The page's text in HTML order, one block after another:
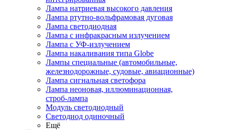
Лампа натриевая высокого давления
Лампа ртутно-вольфрамовая дуговая
Лампа светодиодная
Лампа с инфракрасным излучением
Лампа с УФ-излучением
Лампа накаливания типа Globe
Лампы специальные (автомобильные,
железнодорожные, судовые, авиационные)
Лампа сигнальная светофора
Лампа неоновая, иллюминационная,
строб-лампа
Модуль светодиодный
Светодиод одиночный
Ещё